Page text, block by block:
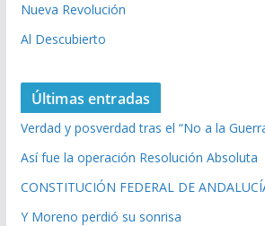
Nueva Revolución
Al Descubierto
Últimas entradas
Verdad y posverdad tras el “No a la
Así fue la operación Resolución Absoluta
CONSTITUCIÓN FEDERAL DE
Y Moreno perdió su sonrisa